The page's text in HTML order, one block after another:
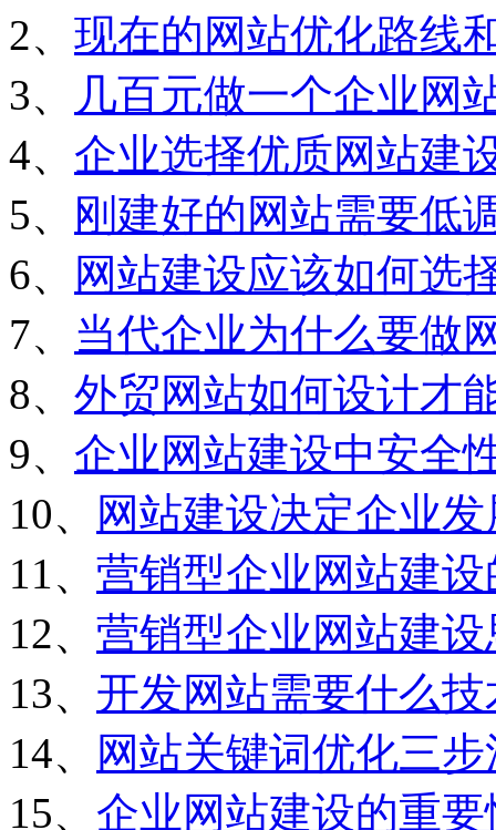
2、 现在的网站优化路线
3、
几百元做一个企业网
4、 企业选择优质网站建
5、
刚建好的网站需要低
6、
网站建设应该如何选
7、 当代企业为什么要做
8、 外贸网站如何设计才
9、 企业网站建设中安全
10、
网站建设决定企业
11、 营销型企业网站建
12、 营销型企业网站建设
13、 开发网站需要什么技
14、
网站关键词优化三步
15、 企业网站建设的重要